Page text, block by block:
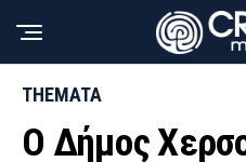
THEMATA
Ο Δήμος